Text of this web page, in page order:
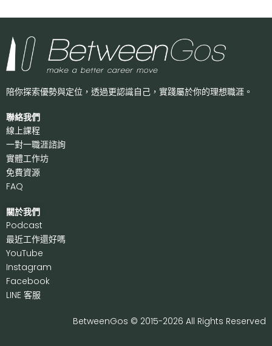
陪你探索優勢與定位，透過更認識自己， 實踐屬於你的理想職涯。
聯絡我們
線上課程
一對一職涯諮詢
實體工作坊
免費資源
FAQ
關於我們
Podcast
最近工作還好嗎
YouTube
Instagram
Facebook
LINE 客服
BetweenGos © 2015-2026 All Rights Reserved